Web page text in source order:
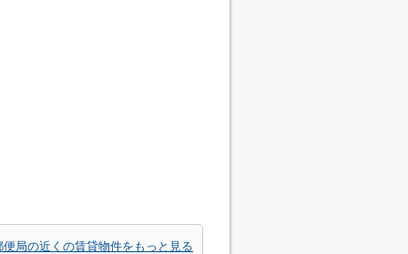
便局の近くの賃貸物件をもっと見る